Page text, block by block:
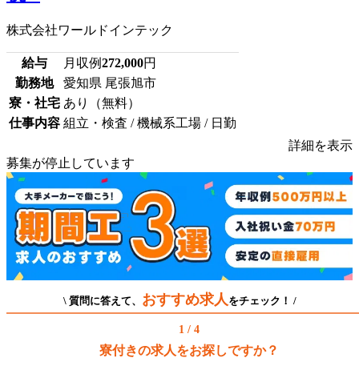
株式会社ワールドインテック
給与 月収例272,000円
勤務地
愛知県 尾張旭市
寮・社宅 あり（無料）
仕事内容 組立・検査 / 機械系工場 / 日勤
詳細を表示
募集が停止しています
\ 質問に答えて、 おすすめ求人 をチェック！ /
1 / 4
寮付きの求人をお探しですか？